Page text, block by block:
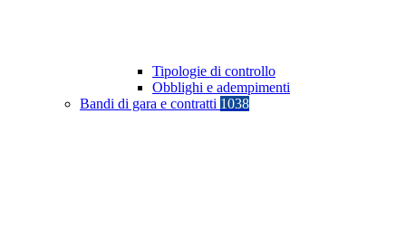
Tipologie di controllo
Obblighi e adempimenti
Bandi di gara e contratti 1038